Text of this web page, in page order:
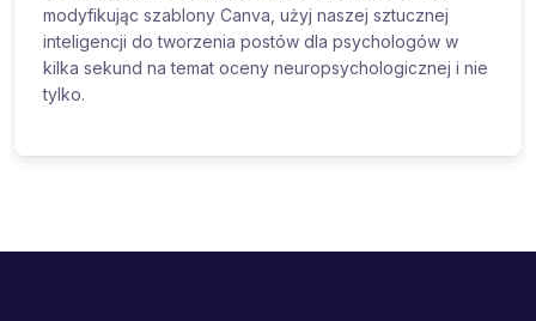
modyfikując szablony Canva, użyj naszej sztucznej
inteligencji do tworzenia postów dla psychologów w
kilka sekund na temat oceny neuropsychologicznej i nie
tylko.